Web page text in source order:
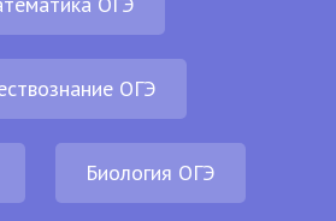
ОГЭ
Биология ОГЭ